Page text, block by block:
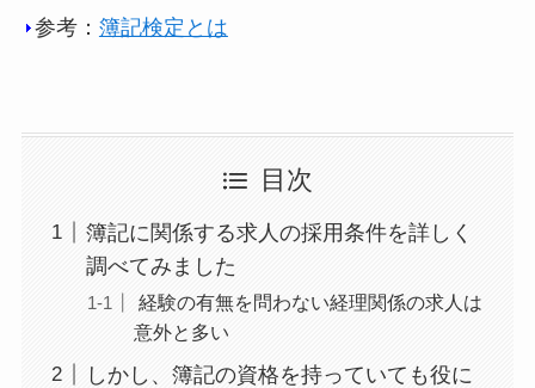
参考： 簿記検定とは
目次
簿記に関係する求人の採用条件を詳しく
調べてみました
経験の有無を問わない経理関係の求人は
意外と多い
しかし、簿記の資格を持っていても役に